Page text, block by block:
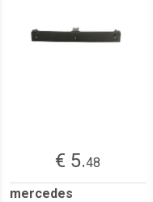
€ 5.48
mercedes